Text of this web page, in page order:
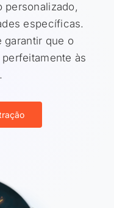
personalizado,
específicas.
garantir que o
às